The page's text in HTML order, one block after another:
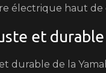
électrique haut de
et
durable de la